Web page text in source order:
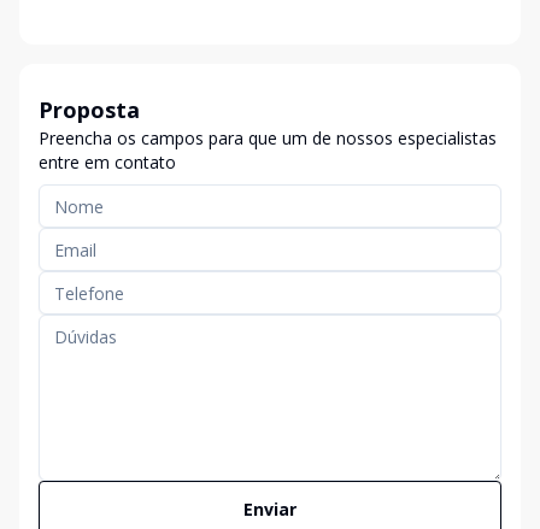
Proposta
Preencha os campos para que um de nossos especialistas
entre em contato
Enviar